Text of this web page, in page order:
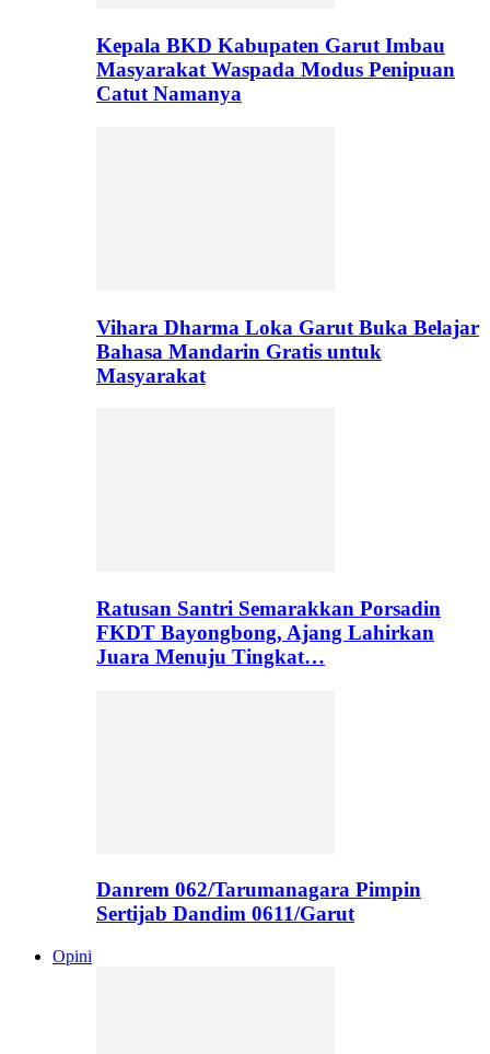
Kepala BKD Kabupaten Garut Imbau
Masyarakat Waspada Modus Penipuan
Catut Namanya
Vihara Dharma Loka Garut Buka Belajar
Bahasa Mandarin Gratis untuk
Masyarakat
Ratusan Santri Semarakkan Porsadin
FKDT Bayongbong, Ajang Lahirkan
Juara Menuju Tingkat…
Danrem 062/Tarumanagara Pimpin
Sertijab Dandim 0611/Garut
Opini